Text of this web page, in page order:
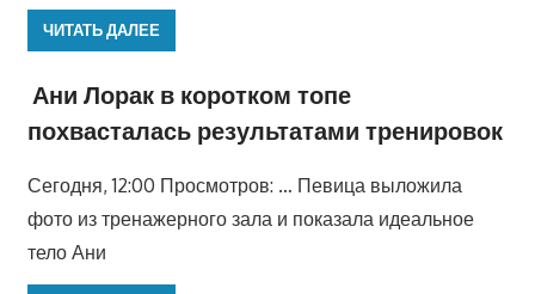
ЧИТАТЬ ДАЛЕЕ
Ани Лорак в коротком топе
похвасталась результатами тренировок
Сегодня, 12:00 Просмотров: … Певица выложила
фото из тренажерного зала и показала идеальное
тело Ани